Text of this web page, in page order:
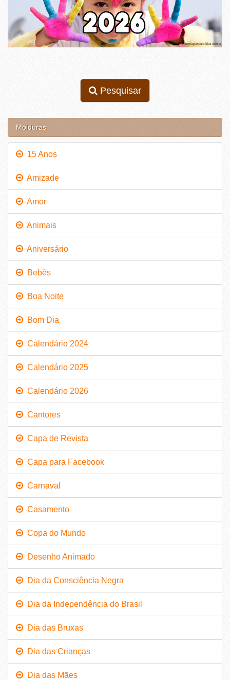
Pesquisar
Molduras
15 Anos
Amizade
Amor
Animais
Aniversário
Bebês
Boa Noite
Bom Dia
Calendário 2024
Calendário 2025
Calendário 2026
Cantores
Capa de Revista
Capa para Facebook
Carnaval
Casamento
Copa do Mundo
Desenho Animado
Dia da Consciência Negra
Dia da Independência do Brasil
Dia das Bruxas
Dia das Crianças
Dia das Mães